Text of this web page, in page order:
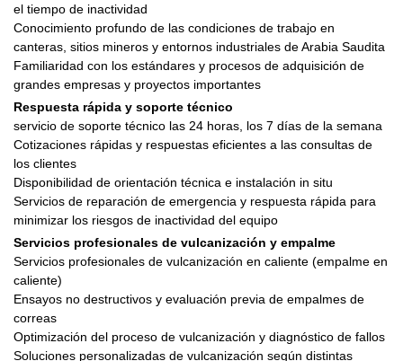
el tiempo de inactividad
Conocimiento profundo de las condiciones de trabajo en
canteras, sitios mineros y entornos industriales de Arabia Saudita
Familiaridad con los estándares y procesos de adquisición de
grandes empresas y proyectos importantes
Respuesta rápida y soporte técnico
servicio de soporte técnico las 24 horas, los 7 días de la semana
Cotizaciones rápidas y respuestas eficientes a las consultas de
los clientes
Disponibilidad de orientación técnica e instalación in situ
Servicios de reparación de emergencia y respuesta rápida para
minimizar los riesgos de inactividad del equipo
Servicios profesionales de vulcanización y empalme
Servicios profesionales de vulcanización en caliente (empalme en
caliente)
Ensayos no destructivos y evaluación previa de empalmes de
correas
Optimización del proceso de vulcanización y diagnóstico de fallos
Soluciones personalizadas de vulcanización según distintas